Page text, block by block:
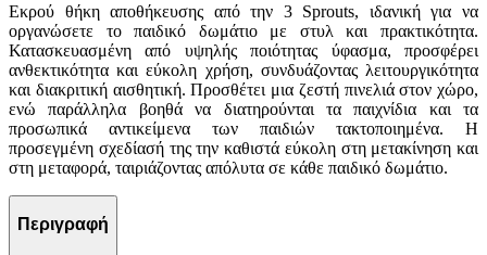
Εκρού θήκη αποθήκευσης από την 3 Sprouts, ιδανική για να
οργανώσετε το παιδικό δωμάτιο με στυλ και πρακτικότητα.
Κατασκευασμένη από υψηλής ποιότητας ύφασμα, προσφέρει
ανθεκτικότητα και εύκολη χρήση, συνδυάζοντας λειτουργικότητα
και διακριτική αισθητική. Προσθέτει μια ζεστή πινελιά στον χώρο,
ενώ παράλληλα βοηθά να διατηρούνται τα παιχνίδια και τα
προσωπικά αντικείμενα των παιδιών τακτοποιημένα. Η
προσεγμένη σχεδίασή της την καθιστά εύκολη στη μετακίνηση και
στη μεταφορά, ταιριάζοντας απόλυτα σε κάθε παιδικό δωμάτιο.
Περιγραφή